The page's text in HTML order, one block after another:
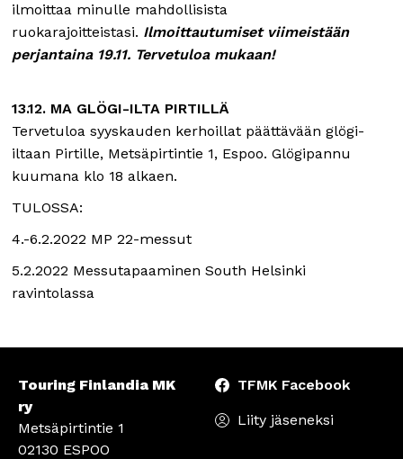
ilmoittaa minulle mahdollisista
ruokarajoitteistasi. Ilmoittautumiset viimeistään
perjantaina 19.11. Tervetuloa mukaan!
13.12. MA GLÖGI-ILTA PIRTILLÄ
Tervetuloa syyskauden kerhoillat päättävään glögi-
iltaan Pirtille, Metsäpirtintie 1, Espoo. Glögipannu
kuumana klo 18 alkaen.
TULOSSA:
4.-6.2.2022 MP 22-messut
5.2.2022 Messutapaaminen South Helsinki
ravintolassa
Touring Finlandia MK
ry
Metsäpirtintie 1
02130 ESPOO
TFMK Facebook
Liity jäseneksi